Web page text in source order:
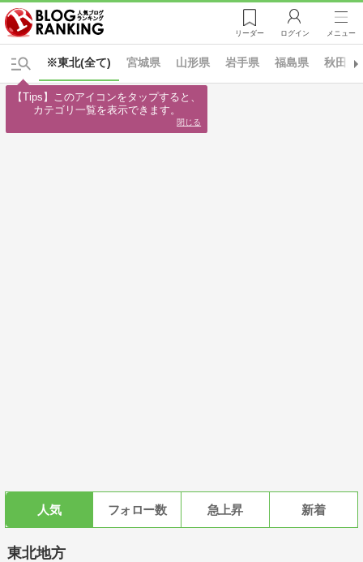
リーダー ログイン メニュー
※東北(全て) 宮城県 山形県 岩手県 福島県 秋田県
人気 フォロー数 急上昇 新着
東北地方
【Tips】このアイコンをタップすると、
カテゴリ一覧を表示できます。
閉じる